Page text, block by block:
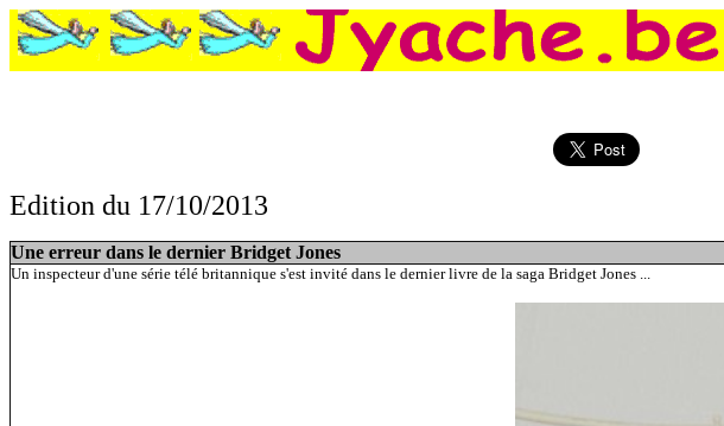
Edition du 17/10/2013
Une erreur dans le dernier Bridget Jones
Un inspecteur d'une série télé britannique s'est invité dans le dernier livre de la saga Bridget Jones ...